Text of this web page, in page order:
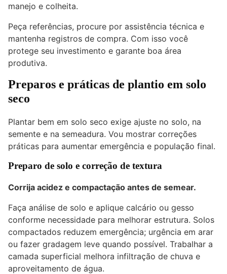
manejo e colheita.
Peça referências, procure por assistência técnica e
mantenha registros de compra. Com isso você
protege seu investimento e garante boa área
produtiva.
Preparos e práticas de plantio em solo
seco
Plantar bem em solo seco exige ajuste no solo, na
semente e na semeadura. Vou mostrar correções
práticas para aumentar emergência e população final.
Preparo de solo e correção de textura
Corrija acidez e compactação antes de semear.
Faça análise de solo e aplique calcário ou gesso
conforme necessidade para melhorar estrutura. Solos
compactados reduzem emergência; urgência em arar
ou fazer gradagem leve quando possível. Trabalhar a
camada superficial melhora infiltração de chuva e
aproveitamento de água.